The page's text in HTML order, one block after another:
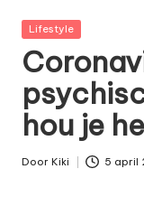
i'
s
K
l
o
s
Geplaatst
Lifestyle
hou je
Door Kiki 5 april